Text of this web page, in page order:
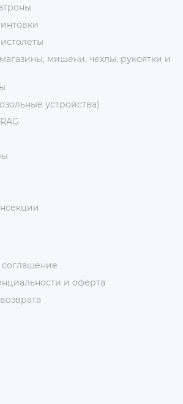
мишени, чехлы, рукоятки и
устройства)
соглашение
и оферта